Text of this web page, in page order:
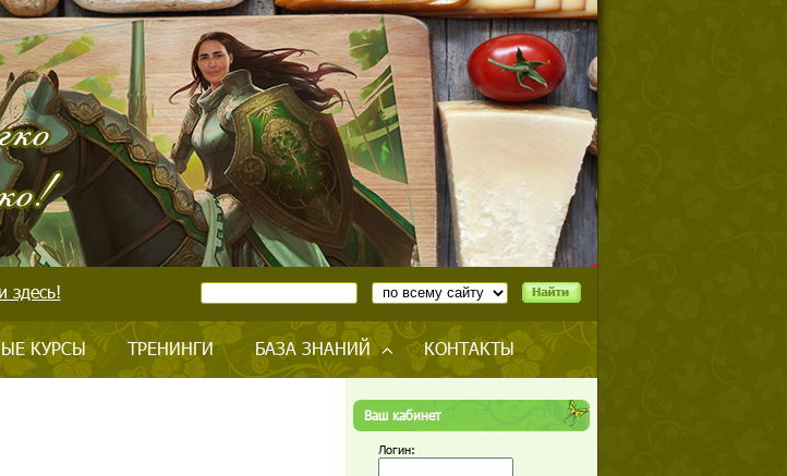
здесь!
КУРСЫ ТРЕНИНГИ БАЗА ЗНАНИЙ КОНТАКТЫ
Ваш кабинет
Логин: